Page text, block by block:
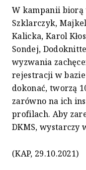
W kampanii biorą
Szklarczyk,
Kalicka, Karol
Sondej,
wyzwania
rejestracji w
dokonać, tworzą
zarówno na ich
profilach. Aby
DKMS, wystarczy
(KAP, 29.10.2021)